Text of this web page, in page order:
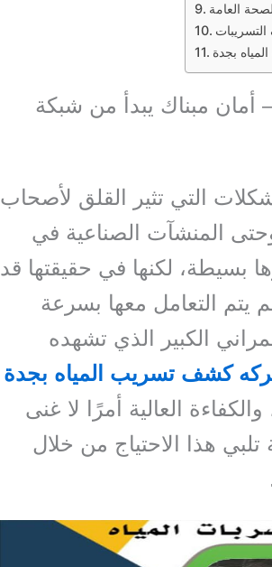
العامة
بجدة
مبناك يبدأ من شبكة
التي تثير القلق لأصحاب
وحتى المنشآت الصناعية في
بسيطة، لكنها في حقيقتها قد
يتم التعامل معها بسرعة
الكبير الذي تشهده
كشف تسريب المياه بجدة
العالية أمرًا لا غنى
هذا الاحتياج من خلال